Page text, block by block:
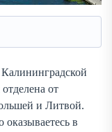
от
и Литвой.
в